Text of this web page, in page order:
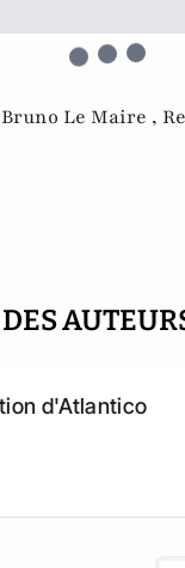
Bruno Le Maire ,
d'Atlantico